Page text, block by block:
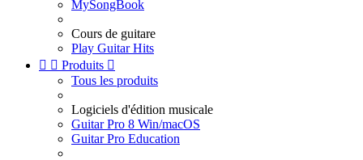
MySongBook
Cours de guitare
Play Guitar Hits
  Produits 
Tous les produits
Logiciels d'édition musicale
Guitar Pro 8 Win/macOS
Guitar Pro Education